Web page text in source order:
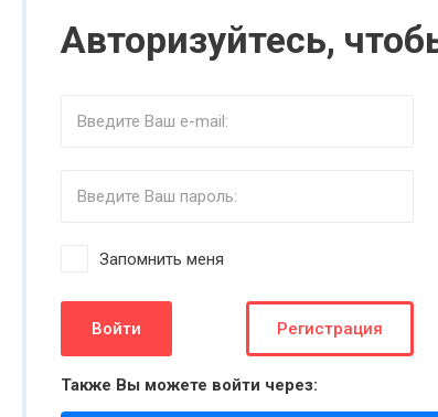
Авторизуйтесь,
Запомнить меня
Войти Регистрация
Также Вы можете войти через: